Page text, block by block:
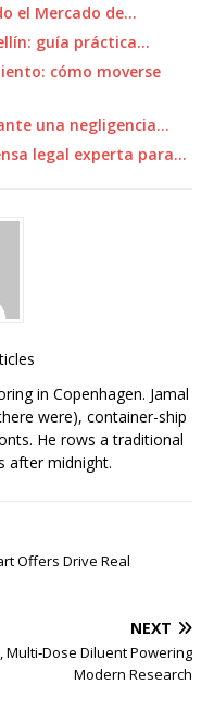
el Mercado de…
guía práctica…
cómo moverse
una negligencia…
legal experta para…
in Copenhagen. Jamal
were), container-ship
He rows a traditional
after midnight.
Offers Drive Real
NEXT
Multi‑Dose Diluent Powering
Modern Research